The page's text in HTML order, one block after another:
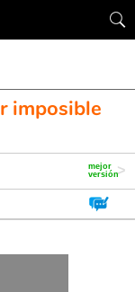
imposible